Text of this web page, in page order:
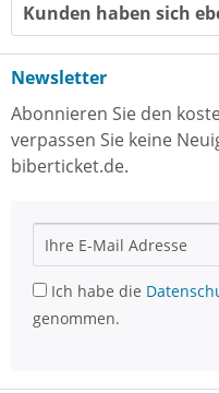
Kunden haben sich
Newsletter
Abonnieren Sie den
verpassen Sie keine
biberticket.de.
Ich habe die
genommen.